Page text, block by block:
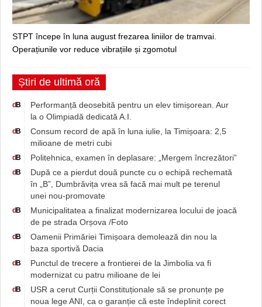
STPT începe în luna august frezarea liniilor de tramvai.
Operațiunile vor reduce vibrațiile și zgomotul
Știri de ultimă oră
dB
Performanță deosebită pentru un elev timișorean. Aur
la o Olimpiadă dedicată A.I.
dB
Consum record de apă în luna iulie, la Timișoara: 2,5
milioane de metri cubi
dB Politehnica, examen în deplasare: „Mergem încrezători”
dB
După ce a pierdut două puncte cu o echipă rechemată
în „B”, Dumbrăvița vrea să facă mai mult pe terenul
unei nou-promovate
dB
Municipalitatea a finalizat modernizarea locului de joacă
de pe strada Orșova /Foto
dB
Oamenii Primăriei Timișoara demolează din nou la
baza sportivă Dacia
dB
Punctul de trecere a frontierei de la Jimbolia va fi
modernizat cu patru milioane de lei
dB
USR a cerut Curții Constituționale să se pronunțe pe
noua lege ANI, ca o garanție că este îndeplinit corect